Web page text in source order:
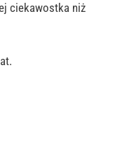
ciekawostka niż